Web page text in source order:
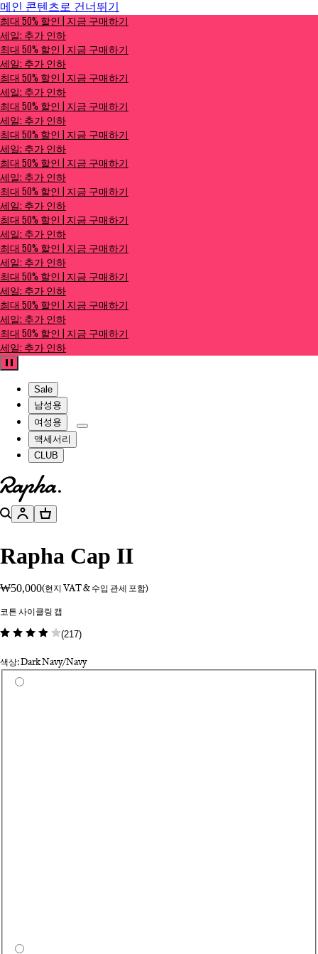
메인 콘텐츠로 건너뛰기
최대 50% 할인 | 지금 구매하기
세일: 추가 인하
최대 50% 할인 | 지금 구매하기
세일: 추가 인하
최대 50% 할인 | 지금 구매하기
세일: 추가 인하
최대 50% 할인 | 지금 구매하기
세일: 추가 인하
최대 50% 할인 | 지금 구매하기
세일: 추가 인하
최대 50% 할인 | 지금 구매하기
세일: 추가 인하
최대 50% 할인 | 지금 구매하기
세일: 추가 인하
최대 50% 할인 | 지금 구매하기
세일: 추가 인하
최대 50% 할인 | 지금 구매하기
세일: 추가 인하
최대 50% 할인 | 지금 구매하기
세일: 추가 인하
최대 50% 할인 | 지금 구매하기
세일: 추가 인하
최대 50% 할인 | 지금 구매하기
세일: 추가 인하
최대 50% 할인 | 지금 구매하기
세일: 추가 인하
Sale
남성용
여성용
액세서리
CLUB
홈페이지로 이동하기
검색계정 장바구니
Rapha Cap II
₩50,000(현지 VAT & 수입 관세 포함)
코튼 사이클링 캡
(217)
색상: Dark Navy/Navy
Select a colour